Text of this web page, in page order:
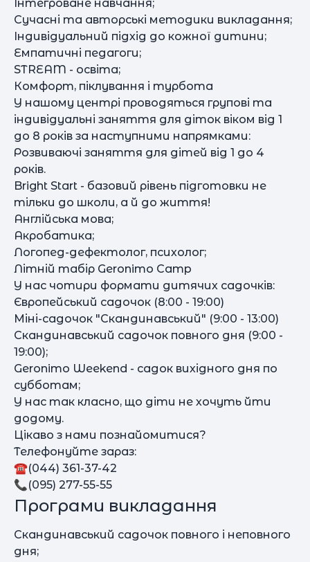
Інтегроване навчання;
Сучасні та авторські методики викладання;
Індивідуальний підхід до кожної дитини;
Емпатичні педагоги;
STREAM - освіта;
Комфорт, піклування і турбота
У нашому центрі проводяться групові та
індивідуальні заняття для діток віком від 1
до 8 років за наступними напрямками:
Розвиваючі заняття для дітей від 1 до 4
років.
Bright Start - базовий рівень підготовки не
тільки до школи, а й до життя!
Англійська мова;
Акробатика;
Логопед-дефектолог, психолог;
Літній табір Geronimo Camp
У нас чотири формати дитячих садочків:
Європейський садочок (8:00 - 19:00)
Міні-садочок "Скандинавський" (9:00 - 13:00)
Скандинавський садочок повного дня (9:00 -
19:00);
Geronimo Weekend - садок вихідного дня по
субботам;
У нас так класно, що діти не хочуть йти
додому.
Цікаво з нами познайомитися?
Телефонуйте зараз:
☎️(044) 361-37-42
📞(095) 277-55-55
Програми викладання
Скандинавський садочок повного і неповного
дня;